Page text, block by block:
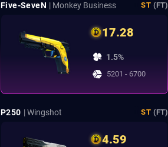
Five-SeveN | Monkey Business ST (FT)
17.28
1.5%
5201 - 6700
P250 | Wingshot ST (FT)
4.59